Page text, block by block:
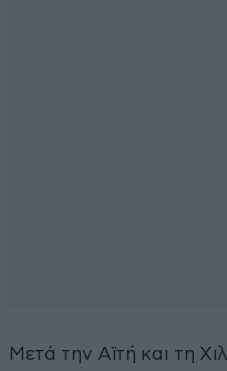
Μετά την Αϊτή και τη